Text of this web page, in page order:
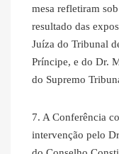
mesa refletiram
resultado das
Juíza do Tribunal
Príncipe, e do Dr.
do Supremo
7. A Conferência
intervenção pelo